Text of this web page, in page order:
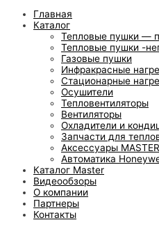
Главная
Каталог
Тепловые пушки —
Тепловые пушки -
Газовые пушки
Инфракрасные
Стационарные
Осушители
Тепловентиляторы
Вентиляторы
Охладители и
Запчасти для
Аксессуары MASTER
Автоматика
Каталог Master
Видеообзоры
О компании
Партнеры
Контакты